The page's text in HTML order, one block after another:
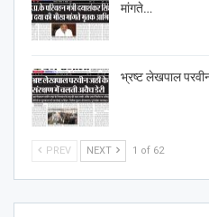
मांगते…
भ्रष्ट लेखपाल
PREV NEXT 1 of 62